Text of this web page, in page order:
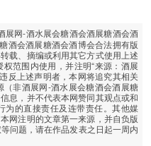
展网-酒水展会糖酒会酒展糖酒会酒
酒会酒展糖酒会酒博会合法拥有版
载、摘编或利用其它方式使用上述
范围内使用，并注明“来源：酒展
反上述声明者，本网将追究其相关
非酒展网-酒水展会糖酒会酒展糖
息，并不代表本网赞同其观点或和
为的直接责任及连带责任。其他媒
网注明的文章第一来源，并自负版
问题，请在作品发表之日起一周内